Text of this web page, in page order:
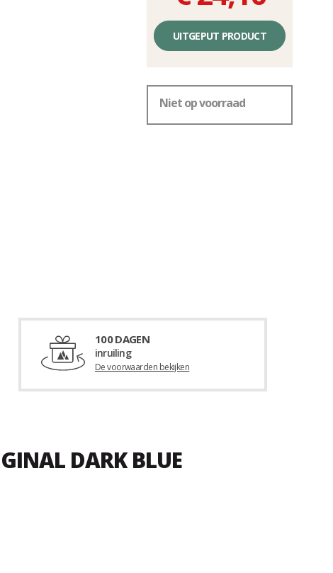
Éénheidsprijs,
zonder
kosten
UITGEPUT PRODUCT
Niet op voorraad
100 DAGEN
inruiling
De voorwaarden bekijken
DARK BLUE